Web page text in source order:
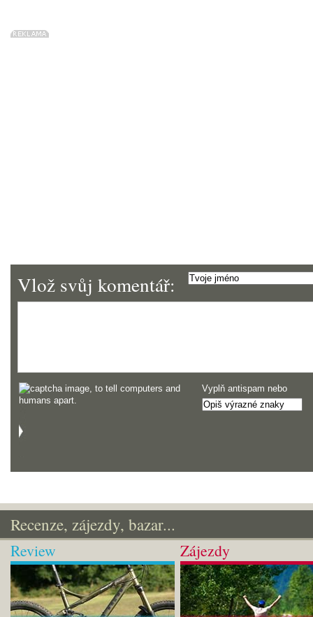
Vlož svůj komentář:
Vyplň antispam nebo
Recenze, zájezdy, bazar...
Review Zájezdy